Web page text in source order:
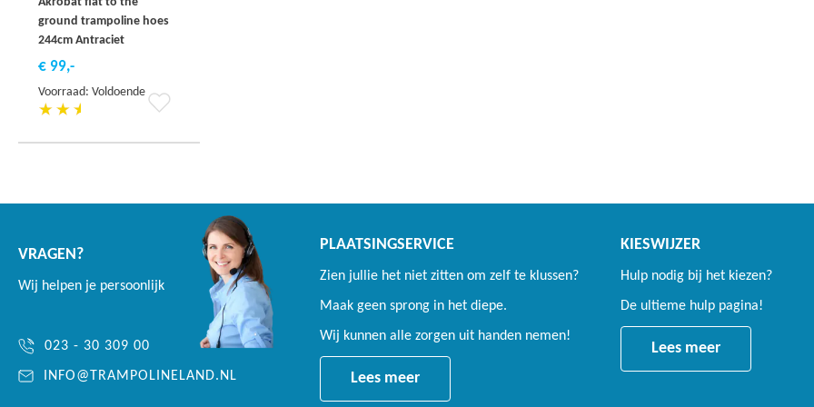
ground trampoline hoes
244cm Antraciet
€ 99,-
Voorraad: Voldoende
Voeg
VRAGEN?
Wij helpen je persoonlijk
023 - 30 309 00
INFO@TRAMPOLINELAND.NL
PLAATSINGSERVICE
Zien jullie het niet zitten om zelf te klussen?
Maak geen sprong in het diepe.
Wij kunnen alle zorgen uit handen nemen!
Lees meer
KIESWIJZER
Hulp nodig bij het kiezen?
De ultieme hulp pagina!
Lees meer